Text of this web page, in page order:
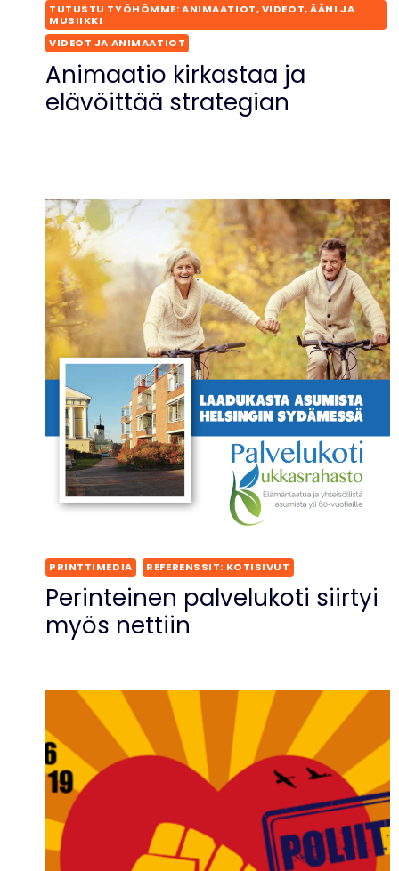
TUTUSTU TYÖHÖMME: ANIMAATIOT, VIDEOT, ÄÄNI JA
MUSIIKKI
VIDEOT JA ANIMAATIOT
Animaatio kirkastaa ja
elävöittää strategian
PRINTTIMEDIA REFERENSSIT: KOTISIVUT
Perinteinen palvelukoti siirtyi
myös nettiin